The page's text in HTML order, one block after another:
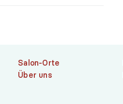
Salon-Orte
Über uns